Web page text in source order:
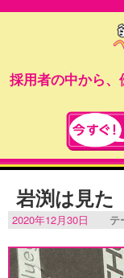
採用者の中から
岩渕は見た
2020年12月30日 テ